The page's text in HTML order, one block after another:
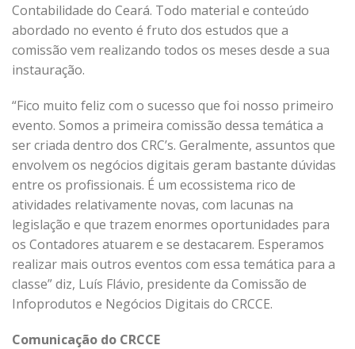
Contabilidade do Ceará. Todo material e conteúdo
abordado no evento é fruto dos estudos que a
comissão vem realizando todos os meses desde a sua
instauração.
“Fico muito feliz com o sucesso que foi nosso primeiro
evento. Somos a primeira comissão dessa temática a
ser criada dentro dos CRC’s. Geralmente, assuntos que
envolvem os negócios digitais geram bastante dúvidas
entre os profissionais. É um ecossistema rico de
atividades relativamente novas, com lacunas na
legislação e que trazem enormes oportunidades para
os Contadores atuarem e se destacarem. Esperamos
realizar mais outros eventos com essa temática para a
classe” diz, Luís Flávio, presidente da Comissão de
Infoprodutos e Negócios Digitais do CRCCE.
Comunicação do CRCCE